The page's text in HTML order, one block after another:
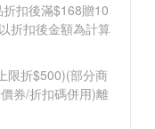
扣後滿$168贈10
折扣後金額為計算
限折$500)(部分商
券/折扣碼併用)離